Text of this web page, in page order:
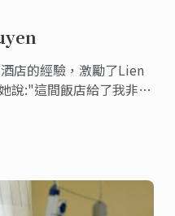
店的經驗，激勵了Lien
說:"這間飯店給了我非常
。"